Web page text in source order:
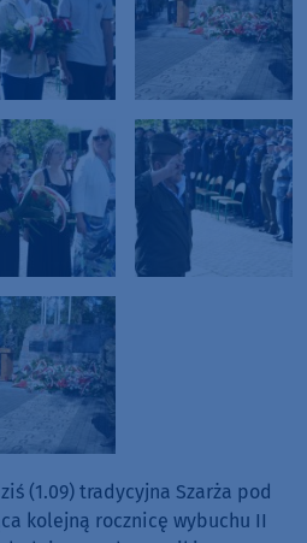
(1.09) tradycyjna Szarża pod
kolejną rocznicę wybuchu II